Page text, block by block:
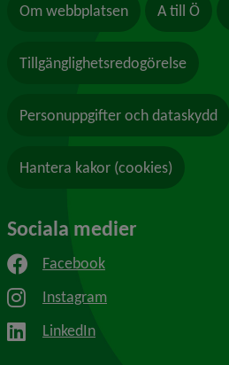
Om webbplatsen A till Ö
Tillgänglighetsredogörelse
Personuppgifter och dataskydd
Hantera kakor (cookies)
Sociala medier
Facebook
Instagram
LinkedIn